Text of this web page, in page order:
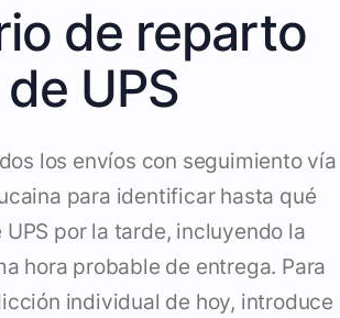
de reparto
de UPS
los envíos con seguimiento vía
para identificar hasta qué
por la tarde, incluyendo la
hora probable de entrega. Para
individual de hoy, introduce